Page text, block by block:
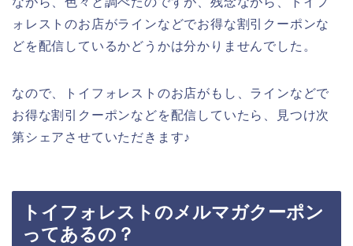
ォレストのお店がラインなどでお得な割引クーポンな
どを配信しているかどうかは分かりませんでした。
なので、トイフォレストのお店がもし、ラインなどで
お得な割引クーポンなどを配信していたら、見つけ次
第シェアさせていただきます♪
トイフォレストのメルマガクーポン
ってあるの？